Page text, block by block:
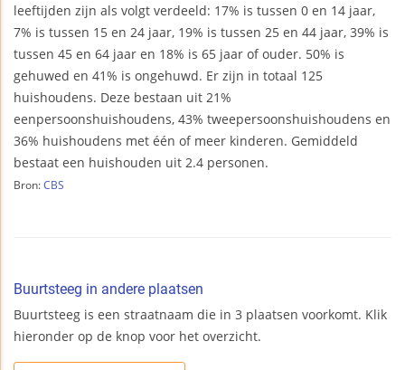
leeftijden zijn als volgt verdeeld: 17% is tussen 0 en 14 jaar,
7% is tussen 15 en 24 jaar, 19% is tussen 25 en 44 jaar, 39% is
tussen 45 en 64 jaar en 18% is 65 jaar of ouder. 50% is
gehuwed en 41% is ongehuwd. Er zijn in totaal 125
huishoudens. Deze bestaan uit 21%
eenpersoonshuishoudens, 43% tweepersoonshuishoudens en
36% huishoudens met één of meer kinderen. Gemiddeld
bestaat een huishouden uit 2.4 personen.
Bron: CBS
Buurtsteeg in andere plaatsen
Buurtsteeg is een straatnaam die in 3 plaatsen voorkomt. Klik
hieronder op de knop voor het overzicht.